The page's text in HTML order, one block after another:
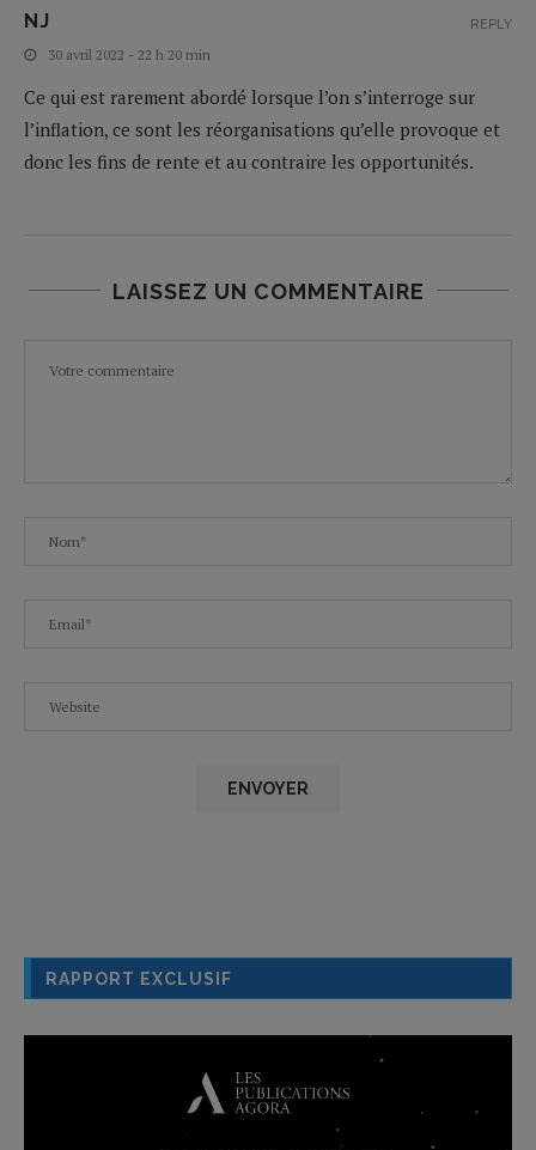
NJ
30 avril 2022 - 22 h 20 min
Ce qui est rarement abordé lorsque l’on s’interroge sur
l’inflation, ce sont les réorganisations qu’elle provoque et
donc les fins de rente et au contraire les opportunités.
REPLY
LAISSEZ UN COMMENTAIRE
RAPPORT EXCLUSIF